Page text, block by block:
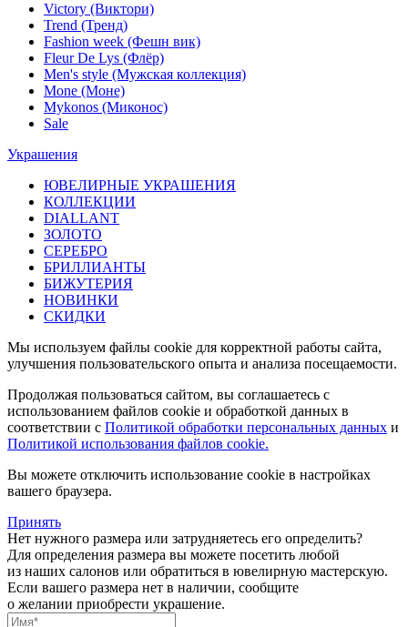
Victory (Виктори)
Trend (Тренд)
Fashion week (Фешн вик)
Fleur De Lys (Флёр)
Men's style (Мужская коллекция)
Mone (Моне)
Mykonos (Миконос)
Sale
Украшения
ЮВЕЛИРНЫЕ УКРАШЕНИЯ
КОЛЛЕКЦИИ
DIALLANT
ЗОЛОТО
СЕРЕБРО
БРИЛЛИАНТЫ
БИЖУТЕРИЯ
НОВИНКИ
СКИДКИ
Мы используем файлы cookie для корректной работы сайта,
улучшения пользовательского опыта и анализа посещаемости.
Продолжая пользоваться сайтом, вы соглашаетесь с
использованием файлов cookie и обработкой данных в
соответствии с Политикой обработки персональных данных и
Политикой использования файлов cookie.
Вы можете отключить использование cookie в настройках
вашего браузера.
Принять
Нет нужного размера или затрудняетесь его определить?
Для определения размера вы можете посетить любой
из наших салонов или обратиться в ювелирную мастерскую.
Если вашего размера нет в наличии, сообщите
о желании приобрести украшение.